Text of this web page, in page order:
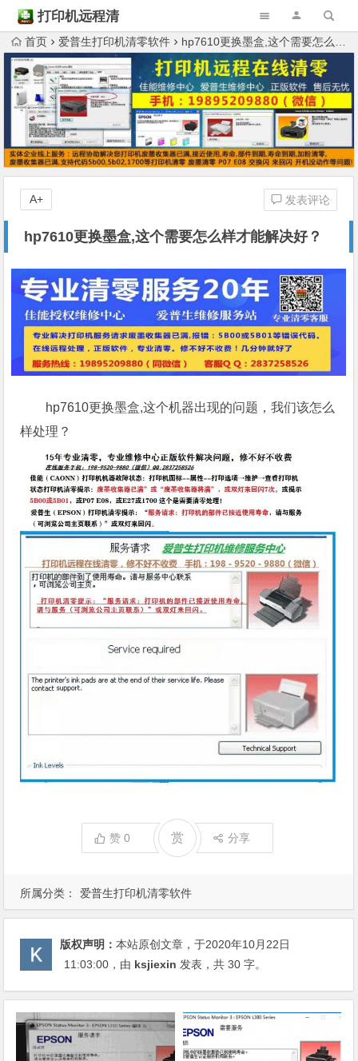
打印机远程清
零首页 爱普生打印机清零软件 hp7610更换墨盒,这个需要怎么样才能解决好？
hp7610更换墨盒,这个需要怎么样才能解决好？
发表评论
A+
所属分类： 爱普生打印机清零软件
hp7610更换墨盒,这个机器出现的问题，我们该怎么
样处理？
赞0 赏 分享
版权声明：本站原创文章，于2020年10月22日
11:03:00 ，由 ksjiexin 发表，共 30 字。